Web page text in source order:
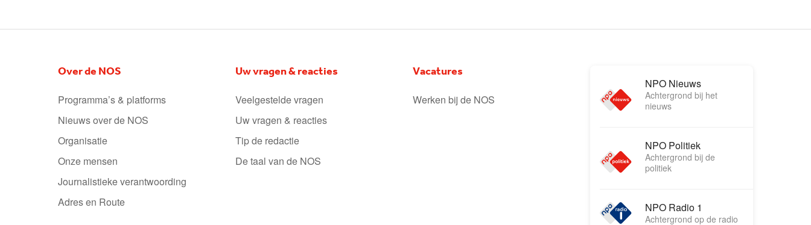
Over de NOS
Programma’s & platforms
Nieuws over de NOS
Organisatie
Onze mensen
Journalistieke verantwoording
Adres en Route
Uw vragen & reacties
Veelgestelde vragen
Uw vragen & reacties
Tip de redactie
De taal van de NOS
Vacatures
Werken bij de NOS
NPO Nieuws
Achtergrond bij het
nieuws
NPO Politiek
Achtergrond bij de
politiek
NPO Radio 1
Achtergrond op de radio